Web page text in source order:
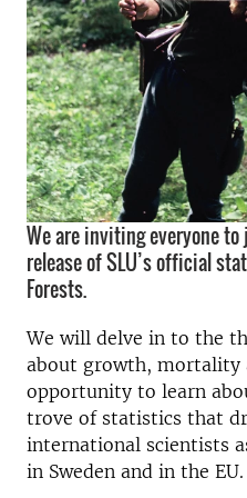
We are inviting everyone
release of SLU’s official
Forests.
We will delve in to the
about growth, mortality
opportunity to learn
trove of statistics that
international scientists
in Sweden and in the EU.